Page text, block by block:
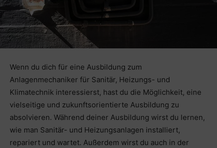
Wenn du dich für eine Ausbildung zum
Anlagenmechaniker für Sanitär, Heizungs- und
Klimatechnik interessierst, hast du die Möglichkeit, eine
vielseitige und zukunftsorientierte Ausbildung zu
absolvieren. Während deiner Ausbildung wirst du lernen,
wie man Sanitär- und Heizungsanlagen installiert,
repariert und wartet. Außerdem wirst du auch in der